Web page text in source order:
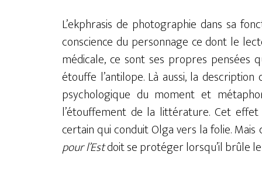
L’ekphrasis de photographie dans sa
conscience du personnage ce dont le
médicale, ce sont ses propres pensées
étouffe l’antilope. Là aussi, la
psychologique du moment et
l’étouffement de la littérature. Cet
certain qui conduit Olga vers la folie.
pour l’Estdoit se protéger lorsqu’il brûle